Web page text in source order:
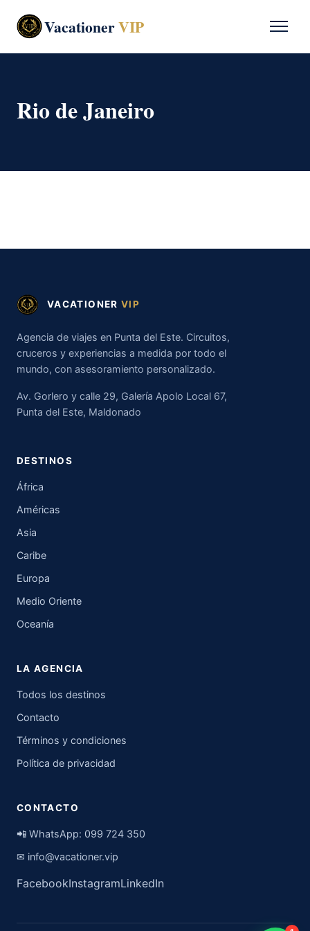
VacationerVIP
Rio de Janeiro
VACATIONER VIP
Agencia de viajes en Punta del Este. Circuitos,
cruceros y experiencias a medida por todo el
mundo, con asesoramiento personalizado.
Av. Gorlero y calle 29, Galería Apolo Local 67,
Punta del Este, Maldonado
DESTINOS
África
Américas
Asia
Caribe
Europa
Medio Oriente
Oceanía
LA AGENCIA
Todos los destinos
Contacto
Términos y condiciones
Política de privacidad
CONTACTO
📲 WhatsApp: 099 724 350
✉ info@vacationer.vip
FacebookInstagramLinkedIn